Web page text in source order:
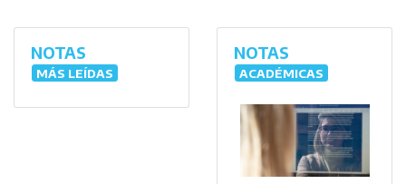
NOTAS
MÁS LEÍDAS
NOTAS
ACADÉMICAS